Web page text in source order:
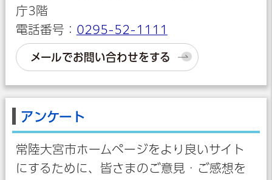
庁3階
電話番号： 0295-52-1111
メールでお問い合わせをする
アンケート
常陸大宮市ホームページをより良いサイト
にするために、皆さまのご意見・ご感想を